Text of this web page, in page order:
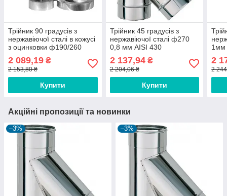
Трійник 90 градусів з
нержавіючої сталі в кожусі
з оцинковки ф190/260
2 089,19 ₴
2 153,80 ₴
Купити
Трійник 45 градусів з
нержавіючої сталі ф270
0,8 мм AISI 430
2 137,94₴
2 204,06 ₴
Купити
1мм
2
2
Акційні пропозиції та новинки
–3% –3%